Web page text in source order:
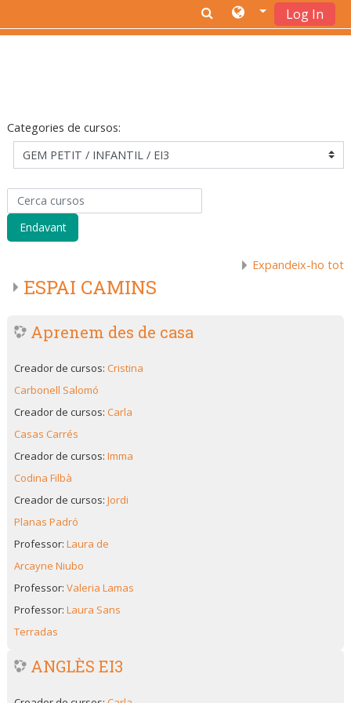
Log In
Categories de cursos:
Cerca cursos
Endavant
Expandeix-ho tot
ESPAI CAMINS
Aprenem des de casa
Creador de cursos:Cristina
Carbonell Salomó
Creador de cursos:Carla
Casas Carrés
Creador de cursos:Imma
Codina Filbà
Creador de cursos:Jordi
Planas Padró
Professor:Laura de
Arcayne Niubo
Professor:Valeria Lamas
Professor:Laura Sans
Terradas
ANGLÈS EI3